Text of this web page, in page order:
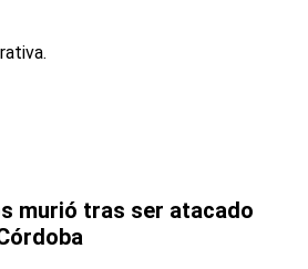
murió tras ser atacado